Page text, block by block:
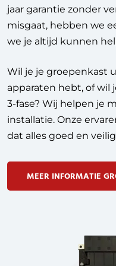
jaar garantie zonder
misgaat, hebben we
we je altijd kunnen
Wil je je groepenkast
apparaten hebt, of wil
3-fase? Wij helpen je
installatie. Onze
dat alles goed en
MEER INFORMATIE